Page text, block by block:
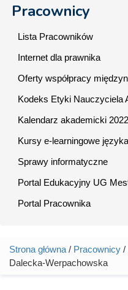
Pracownicy
Lista Pracowników
Internet dla prawnika
Oferty współpracy
Kodeks Etyki Nauczyciela
Kalendarz akademicki
Kursy e-learningowe
Sprawy informatyczne
Portal Edukacyjny UG
Portal Pracownika
Jesteś tutaj
Strona główna / Pracownicy /
Dalecka-Werpachowska